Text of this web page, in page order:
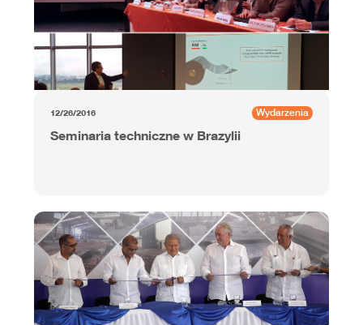
12/26/2016 Wydarzenia
Seminaria techniczne w Brazylii